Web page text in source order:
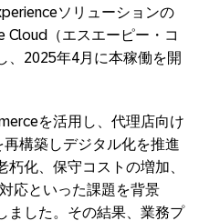
ソリューションの
Cloud（エスエーピー・コ
、2025年4月に本稼働を開
を活用し、代理店向け
再構築しデジタル化を推進
化、保守コストの増加、
応といった課題を背景
ました。その結果、業務プ